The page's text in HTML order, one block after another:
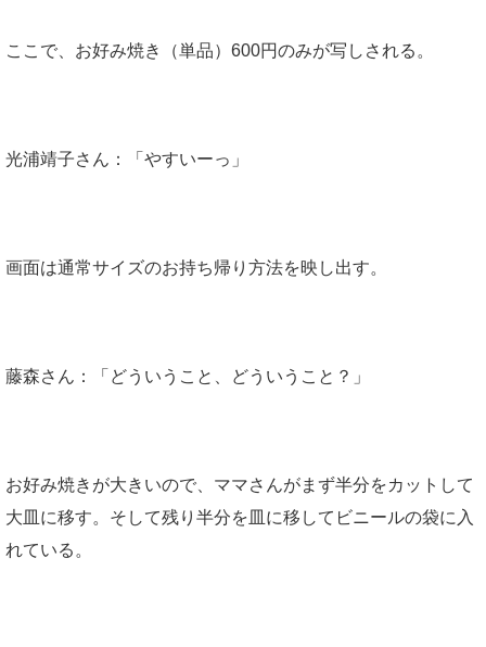
ここで、お好み焼き（単品）600円のみが写しされる。
光浦靖子さん：「やすいーっ」
画面は通常サイズのお持ち帰り方法を映し出す。
藤森さん：「どういうこと、どういうこと？」
お好み焼きが大きいので、ママさんがまず半分をカットして
大皿に移す。そして残り半分を皿に移してビニールの袋に入
れている。